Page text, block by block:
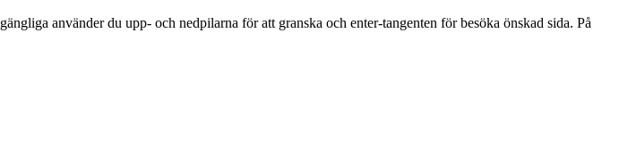
använder du upp- och nedpilarna för att granska och enter-tangenten för besöka önskad sida. På